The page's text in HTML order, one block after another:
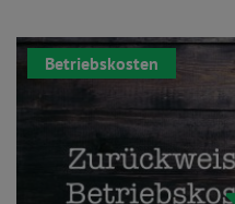
Betriebskosten